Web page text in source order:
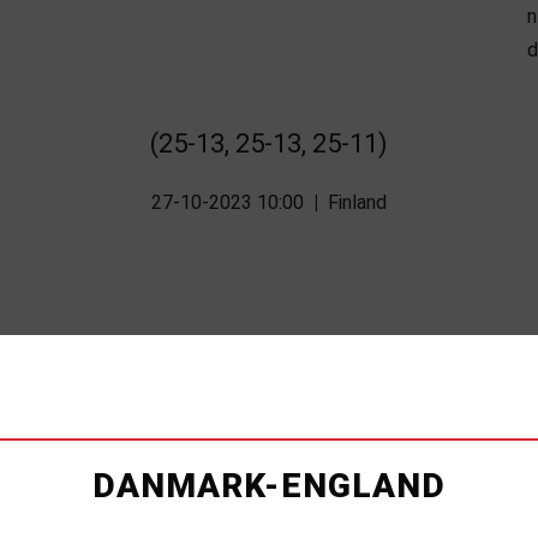
(25-13, 25-13, 25-11)
27-10-2023 10:00 Finland
DANMARK-ENGLAND